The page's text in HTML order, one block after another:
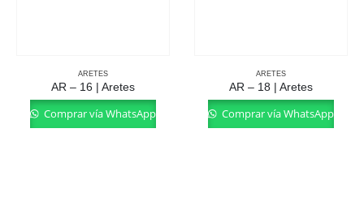
ARETES
AR – 16 | Aretes
Comprar vía WhatsApp
ARETES
AR – 18 | Aretes
Comprar vía WhatsApp